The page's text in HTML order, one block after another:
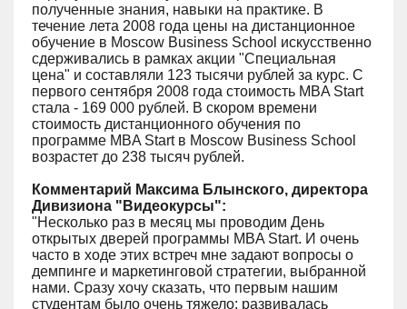
полученные знания, навыки на практике. В
течение лета 2008 года цены на дистанционное
обучение в Moscow Business School искусственно
сдерживались в рамках акции "Специальная
цена" и составляли 123 тысячи рублей за курс. С
первого сентября 2008 года стоимость MBA Start
стала - 169 000 рублей. В скором времени
стоимость дистанционного обучения по
программе MBA Start в Moscow Business School
возрастет до 238 тысяч рублей.
Комментарий Максима Блынского, директора
Дивизиона "Видеокурсы":
"Несколько раз в месяц мы проводим День
открытых дверей программы MBA Start. И очень
часто в ходе этих встреч мне задают вопросы о
демпинге и маркетинговой стратегии, выбранной
нами. Сразу хочу сказать, что первым нашим
студентам было очень тяжело: развивалась